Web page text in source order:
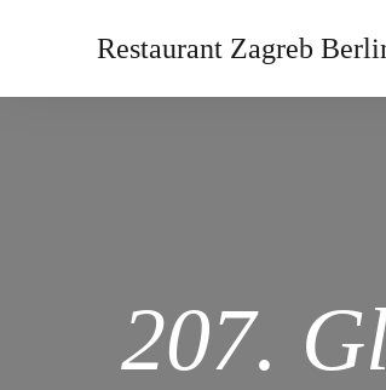
Restaurant Zagreb
207.